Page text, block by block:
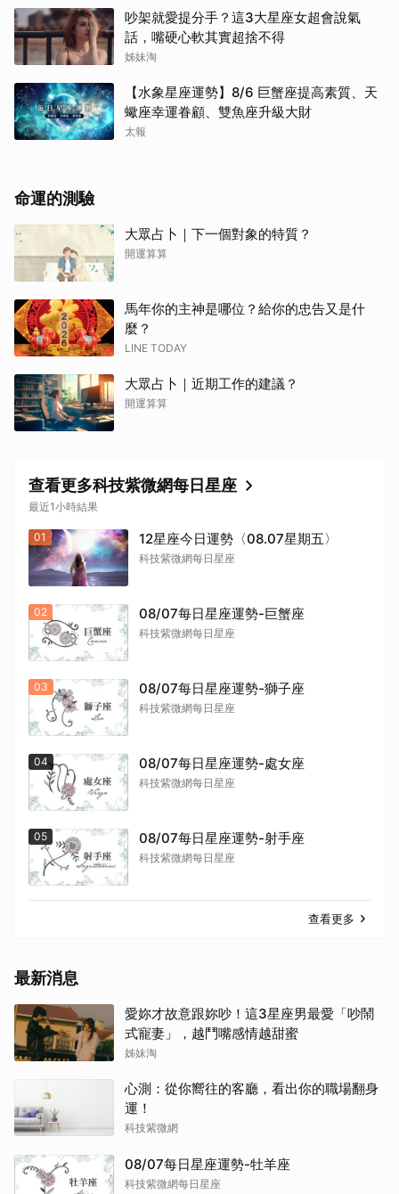
吵架就愛提分手？這3大星座女超會說氣
話，嘴硬心軟其實超捨不得
姊妹淘
【水象星座運勢】8/6 巨蟹座提高素質、天
蠍座幸運眷顧、雙魚座升級大財
太報
命運的測驗
大眾占卜｜下一個對象的特質？
開運算算
馬年你的主神是哪位？給你的忠告又是什
麼？
LINE TODAY
大眾占卜｜近期工作的建議？
開運算算
查看更多科技紫微網每日星座
最近1小時結果
01 12星座今日運勢〈08.07星期五〉
科技紫微網每日星座
02 08/07每日星座運勢-巨蟹座
科技紫微網每日星座
03 08/07每日星座運勢-獅子座
科技紫微網每日星座
04 08/07每日星座運勢-處女座
科技紫微網每日星座
05 08/07每日星座運勢-射手座
科技紫微網每日星座
查看更多
最新消息
愛妳才故意跟妳吵！這3星座男最愛「吵鬧
式寵妻」，越鬥嘴感情越甜蜜
姊妹淘
心測：從你嚮往的客廳，看出你的職場翻身
運！
科技紫微網
08/07每日星座運勢-牡羊座
科技紫微網每日星座
取消